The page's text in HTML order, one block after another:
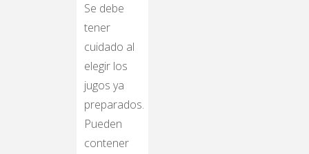
Se debe
tener
cuidado al
elegir los
jugos ya
preparados.
Pueden
contener